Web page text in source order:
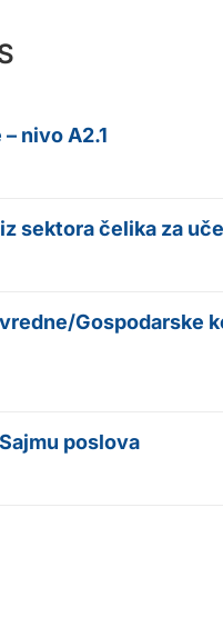
nivo A2.1
sektora čelika za
Gospodarske
poslova